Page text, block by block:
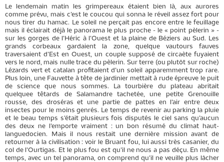
Le lendemain matin les grimpereaux étaient bien là, aux aurores
comme prévu, mais c’est le coucou qui sonna le réveil assez fort pour
nous tirer du hamac. Le soleil ne perçait pas encore entre le feuillage
mais il éclairait déjà le panorama le plus proche - le « point pèlerin » -
sur les gorges de l’Héric à l’Ouest et la plaine de Béziers au Sud. Les
grands corbeaux gardaient la zone, quelque vautours fauves
traversaient d’Est en Ouest, un couple supposé de circaète fuyaient
vers le nord, mais nulle trace du pèlerin. Sur terre (ou plutôt sur roche)
Lézards vert et catalan profitaient d’un soleil apparemment trop rare.
Plus loin, une Fauvette à tête de jardinier mettait à rude épreuve le puit
de science que nous sommes. La tourbière du plateau abritait
quelquee têtards de Salamandre tachetée, une petite Grenouille
rousse, des droséras et une partie de pattes en l’air entre deux
insectes pour le moins genrés. Le temps de revenir au parking la pluie
et le beau temps s’était plusieurs fois disputés le ciel sans qu’aucun
des deux ne l’emporte vraiment : un bon résumé du climat haut-
languedocien. Mais il nous restait une dernière mission avant de
retourner à la civilisation : voir le Bruant fou, lui aussi très casanier, du
col de l’Ourtigas. Et le plus fou est qu’il ne nous a pas déçu. En même
temps, avec un tel panorama, on comprend qu’il ne veuille plus lâcher